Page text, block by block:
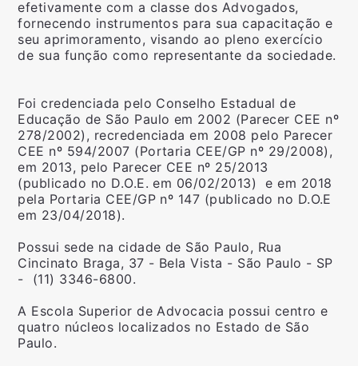
efetivamente com a classe dos Advogados,
fornecendo instrumentos para sua capacitação e
seu aprimoramento, visando ao pleno exercício
de sua função como representante da sociedade.
Foi credenciada pelo Conselho Estadual de
Educação de São Paulo em 2002 (Parecer CEE nº
278/2002), recredenciada em 2008 pelo Parecer
CEE nº 594/2007 (Portaria CEE/GP nº 29/2008),
em 2013, pelo Parecer CEE nº 25/2013
(publicado no D.O.E. em 06/02/2013) e em 2018
pela Portaria CEE/GP nº 147 (publicado no D.O.E
em 23/04/2018).
Possui sede na cidade de São Paulo, Rua
Cincinato Braga, 37 - Bela Vista - São Paulo - SP
- (11) 3346-6800.
A Escola Superior de Advocacia possui centro e
quatro núcleos localizados no Estado de São
Paulo.